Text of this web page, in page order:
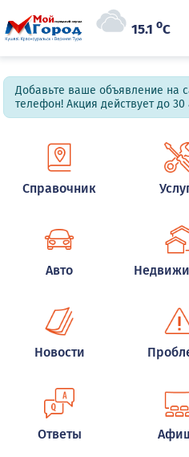
15.1oC
Добавьте ваше объявление на
телефон! Акция действует до 30
Справочник
Авто
Новости
Ответы